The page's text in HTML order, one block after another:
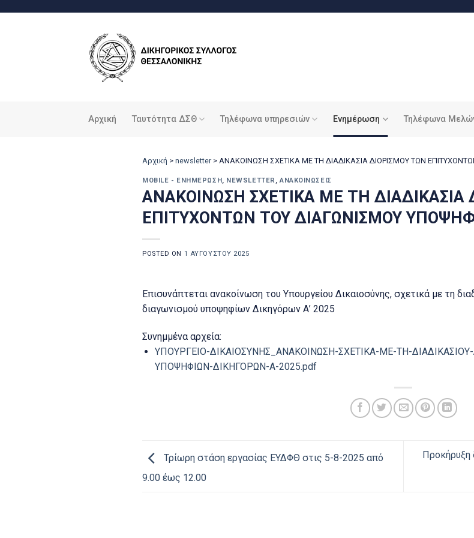
Αρχική Ταυτότητα ΔΣΘ Τηλέφωνα υπηρεσιών Ενημέρωση Τηλέφωνα
Αρχική > newsletter > ΑΝΑΚΟΙΝΩΣΗ ΣΧΕΤΙΚΑ ΜΕ ΤΗ ΔΙΑΔΙΚΑΣΙΑ ΔΙΟΡΙΣΜΟΥ ΤΩΝ
MOBILE - ΕΝΗΜΈΡΩΣΗ, NEWSLETTER ,ΑΝΑΚΟΙΝΏΣΕΙΣ
ΑΝΑΚΟΙΝΩΣΗ ΣΧΕΤΙΚΑ ΜΕ ΤΗ ΔΙΑΔΙΚΑΣΙΑ
ΕΠΙΤΥΧΟΝΤΩΝ ΤΟΥ ΔΙΑΓΩΝΙΣΜΟΥ
POSTED ON 1 ΑΥΓΟΎΣΤΟΥ 2025
Επισυνάπτεται ανακοίνωση του Υπουργείου Δικαιοσύνης, σχετικά με τη
διαγωνισμού υποψηφίων Δικηγόρων Α’ 2025
Συνημμένα αρχεία:
ΥΠΟΥΡΓΕΙΟ-ΔΙΚΑΙΟΣΥΝΗΣ_ΑΝΑΚΟΙΝΩΣΗ-ΣΧΕΤΙΚΑ-ΜΕ-ΤΗ-
ΥΠΟΨΗΦΙΩΝ-ΔΙΚΗΓΟΡΩΝ-Α-2025.pdf
Τρίωρη στάση εργασίας ΕΥΔΦΘ στις 5-8-2025 από
9.00 έως 12.00
Προκήρυξη